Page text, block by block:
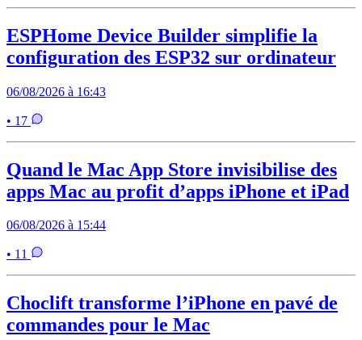
ESPHome Device Builder simplifie la
configuration des ESP32 sur ordinateur
06/08/2026 à 16:43
• 17
Quand le Mac App Store invisibilise des
apps Mac au profit d’apps iPhone et iPad
06/08/2026 à 15:44
• 11
Choclift transforme l’iPhone en pavé de
commandes pour le Mac